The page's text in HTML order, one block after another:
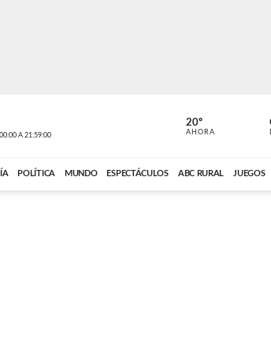
A 21:59:00
DE TODO
ABC CARDINAL
20º
AHORA
POLÍTICA MUNDO ESPECTÁCULOS ABC RURAL JUEGOS